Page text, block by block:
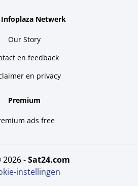
Infoplaza Netwerk
Our Story
en feedback
en privacy
Premium
ads free
2026 - sat24.com
instellingen